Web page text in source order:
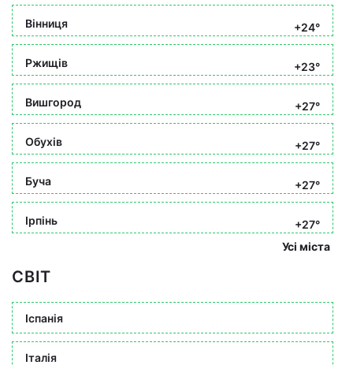
Вінниця +24°
Ржищів +23°
Вишгород +27°
Обухів +27°
Буча +27°
Ірпінь
+27°
Усі міста
СВІТ
Іспанія
Італія